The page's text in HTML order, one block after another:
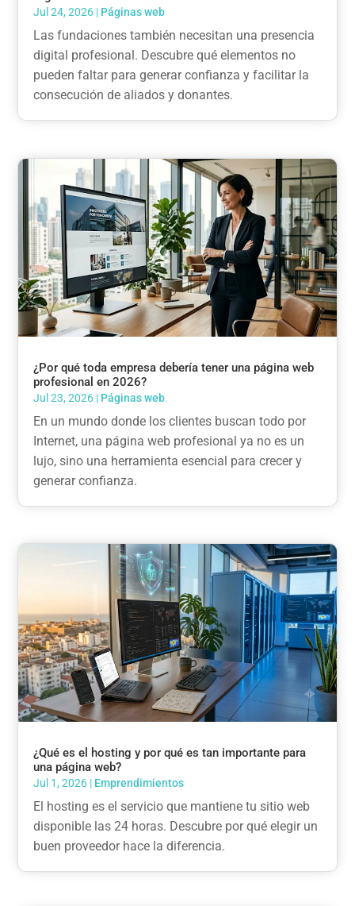
Jul 24, 2026 | Páginas web
Las fundaciones también necesitan una presencia
digital profesional. Descubre qué elementos no
pueden faltar para generar confianza y facilitar la
consecución de aliados y donantes.
¿Por qué toda empresa debería tener una página web
profesional en 2026?
Jul 23, 2026 | Páginas web
En un mundo donde los clientes buscan todo por
Internet, una página web profesional ya no es un
lujo, sino una herramienta esencial para crecer y
generar confianza.
¿Qué es el hosting y por qué es tan importante para
una página web?
Jul 1, 2026 | Emprendimientos
El hosting es el servicio que mantiene tu sitio web
disponible las 24 horas. Descubre por qué elegir un
buen proveedor hace la diferencia.